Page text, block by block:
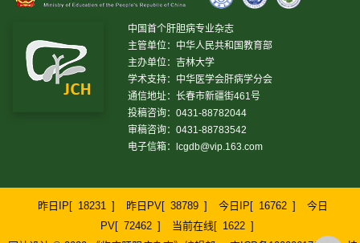
中国首个肝胆病专业杂志
主管单位：中华人民共和国教育部
主办单位：吉林大学
学术支持：中华医学会肝病学分会
通信地址：长春市新疆街461号
投稿咨询：0431-88782044
审稿咨询：0431-88783542
电子信箱：
lcgdb@vip.163.com
昨日IP[ 18231 ] 昨日PV[ 38789 ] 今日IP[ 16762 ]
今日
PV[ 72462 ] 当前在线[ 1622 ]